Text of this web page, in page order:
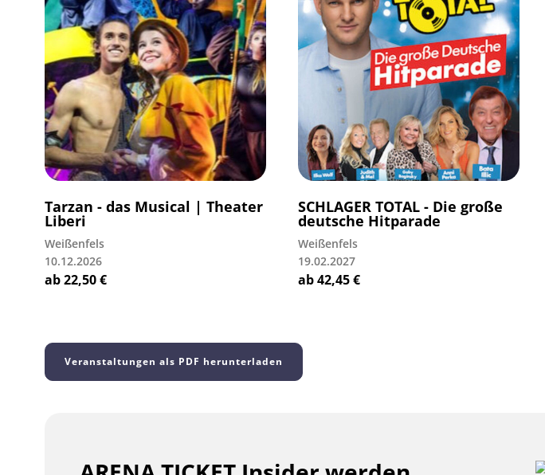
Tarzan - das Musical | Theater
Liberi
Weißenfels
10.12.2026
ab22,50€
SCHLAGER TOTAL - Die große
deutsche Hitparade
Weißenfels
19.02.2027
ab42,45€
Veranstaltungen als PDF herunterladen